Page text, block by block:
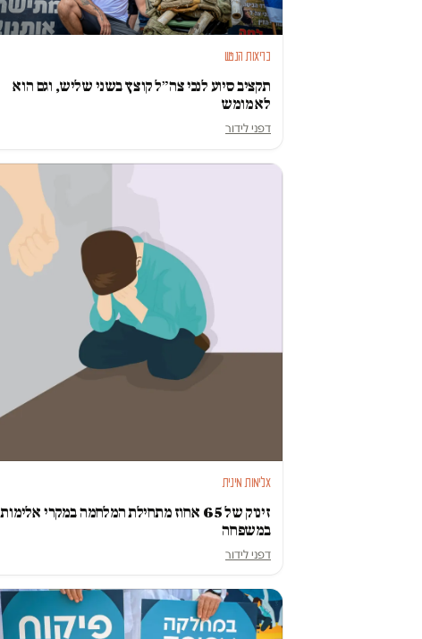
בריאות הנפש
תקציב סיוע לנכי צה״ל קוצץ בשני שליש, וגם הוא
לא מומש
דפני לידור
אלימות מינית
זינוק של 65 אחוז מתחילת המלחמה במקרי אלימות
במשפחה
דפני לידור